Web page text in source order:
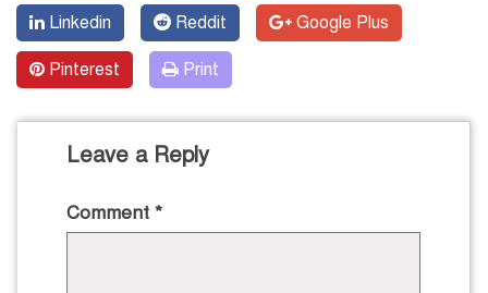
Linkedin Reddit Google Plus
Pinterest Print
Leave a Reply
Comment *